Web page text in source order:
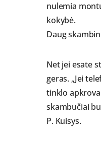
nulemia
kokybė.
Daug
Net jei esate
geras. „Jei
tinklo
skambučiai
P. Kuisys.